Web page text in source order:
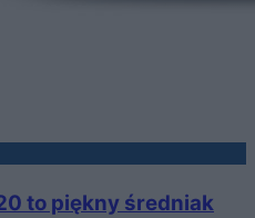
to piękny średniak